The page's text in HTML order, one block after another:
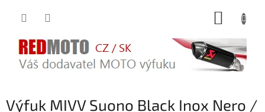
Výfuk MIVV Suono Black Inox Nero /